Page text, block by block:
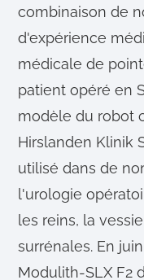
combinaison de
d'expérience
médicale de
patient opéré en
modèle du robot
Hirslanden Klinik
utilisé dans de
l'urologie
les reins, la
surrénales. En
Modulith-SLX F2